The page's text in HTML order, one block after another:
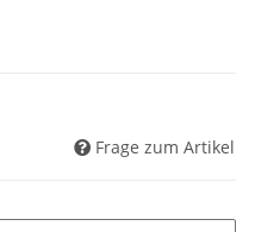
Frage zum Artikel